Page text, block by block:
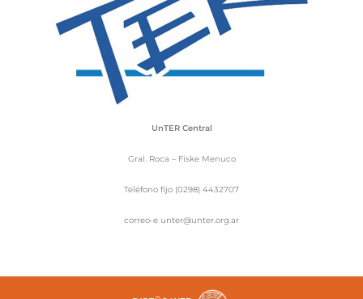
UnTER Central
Gral. Roca – Fiske Menuco
Teléfono fijo (0298) 4432707
correo-e unter@unter.org.ar